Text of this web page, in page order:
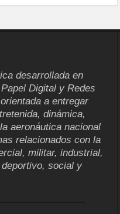
desarrollada en
Digital y Redes
a entregar
dinámica,
aeronáutica nacional
relacionados con la
militar, industrial,
social y